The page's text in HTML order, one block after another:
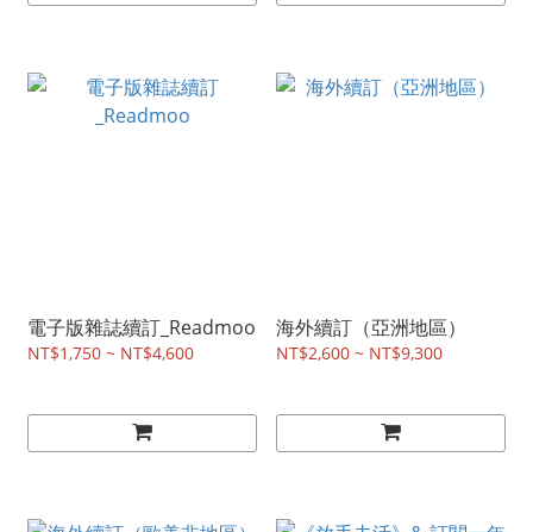
電子版雜誌續訂_Readmoo
NT$1,750 ~ NT$4,600
海外續訂（亞洲地區）
NT$2,600 ~ NT$9,300